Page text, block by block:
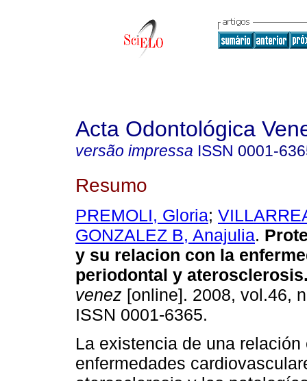
Acta Odontológica
versão impressa ISSN 0001-
Resumo
PREMOLI, Gloria;
GONZALEZ B, Anajulia. P
y su relacion con la
periodontal y aterosclerosis
venez [online]. 2008, vol.46,
ISSN 0001-6365.
La existencia de una relación
enfermedades